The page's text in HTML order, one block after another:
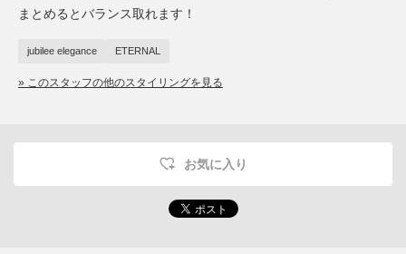
まとめるとバランス取れます！
jubilee elegance ETERNAL
» このスタッフの他のスタイリングを見る
お気に入り